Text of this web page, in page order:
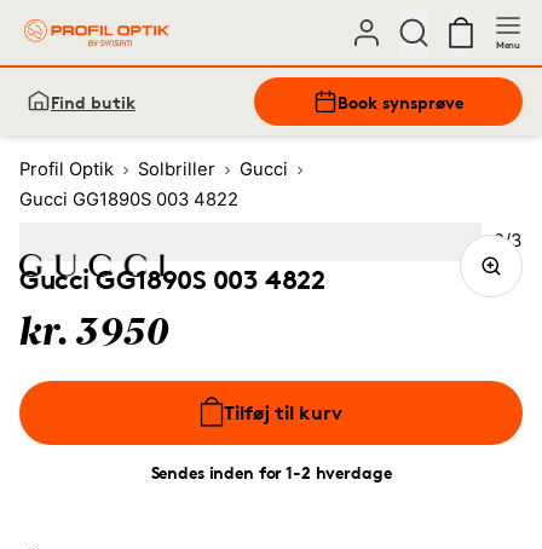
Menu
Find butik Book synsprøve
Profil Optik Solbriller
Gucci
Gucci GG1890S 003 4822
Gucci GG1890S 003 4822
kr. 3950
Tilføj til kurv
Sendes inden for 1-2 hverdage
2/3
Image 1 3